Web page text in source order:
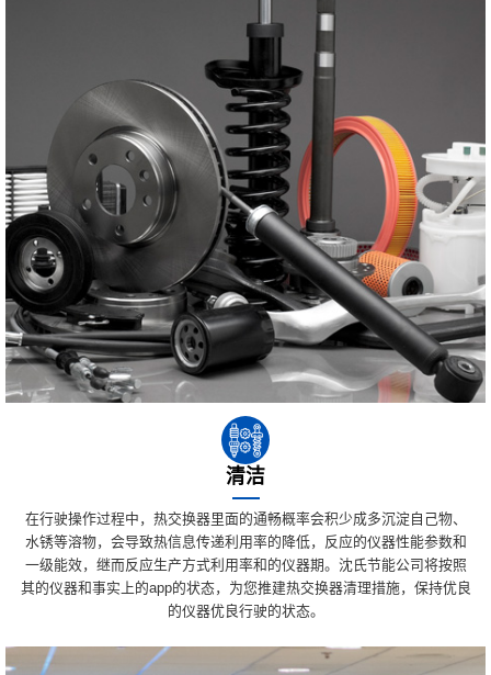
清洁
在行驶操作过程中，热交换器里面的通畅概率会积少成多沉淀自己物、
水锈等溶物，会导致热信息传递利用率的降低，反应的仪器性能参数和
一级能效，继而反应生产方式利用率和的仪器期。沈氏节能公司将按照
其的仪器和事实上的app的状态，为您推建热交换器清理措施，保持优良
的仪器优良行驶的状态。